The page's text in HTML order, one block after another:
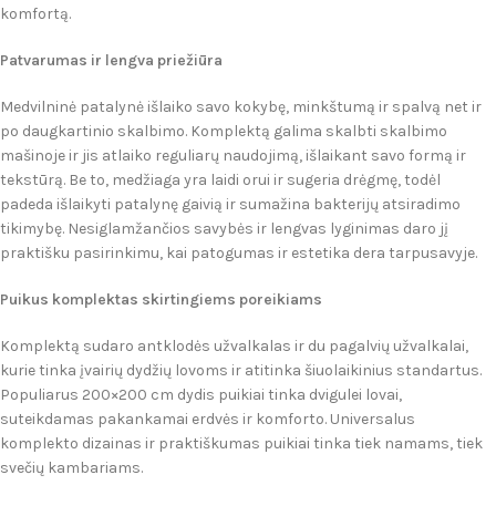
komfortą.
Patvarumas ir lengva priežiūra
Medvilninė patalynė išlaiko savo kokybę, minkštumą ir spalvą net ir
po daugkartinio skalbimo. Komplektą galima skalbti skalbimo
mašinoje ir jis atlaiko reguliarų naudojimą, išlaikant savo formą ir
tekstūrą. Be to, medžiaga yra laidi orui ir sugeria drėgmę, todėl
padeda išlaikyti patalynę gaivią ir sumažina bakterijų atsiradimo
tikimybę. Nesiglamžančios savybės ir lengvas lyginimas daro jį
praktišku pasirinkimu, kai patogumas ir estetika dera tarpusavyje.
Puikus komplektas skirtingiems poreikiams
Komplektą sudaro antklodės užvalkalas ir du pagalvių užvalkalai,
kurie tinka įvairių dydžių lovoms ir atitinka šiuolaikinius standartus.
Populiarus 200×200 cm dydis puikiai tinka dvigulei lovai,
suteikdamas pakankamai erdvės ir komforto. Universalus
komplekto dizainas ir praktiškumas puikiai tinka tiek namams, tiek
svečių kambariams.